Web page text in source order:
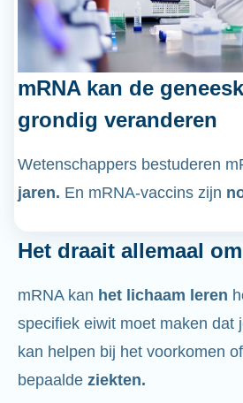
mRNA kan de
grondig veranderen
Wetenschappers bestuderen
jaren. En mRNA-vaccins zijn
Het draait allemaal
mRNA kan het lichaam leren
specifiek eiwit moet maken dat
kan helpen bij het voorkomen
bepaalde ziekten.